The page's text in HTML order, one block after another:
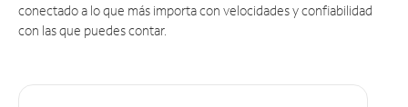
conectado a lo que más importa con velocidades y confiabilidad
con las que puedes contar.